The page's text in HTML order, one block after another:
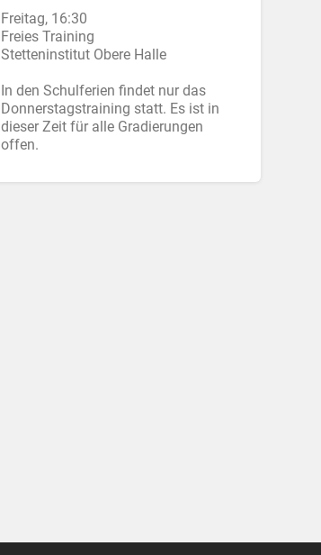
Freitag, 16:30
Freies Training
Stetteninstitut Obere Halle
In den Schulferien findet nur das
Donnerstagstraining statt. Es ist in
dieser Zeit für alle Gradierungen
offen.